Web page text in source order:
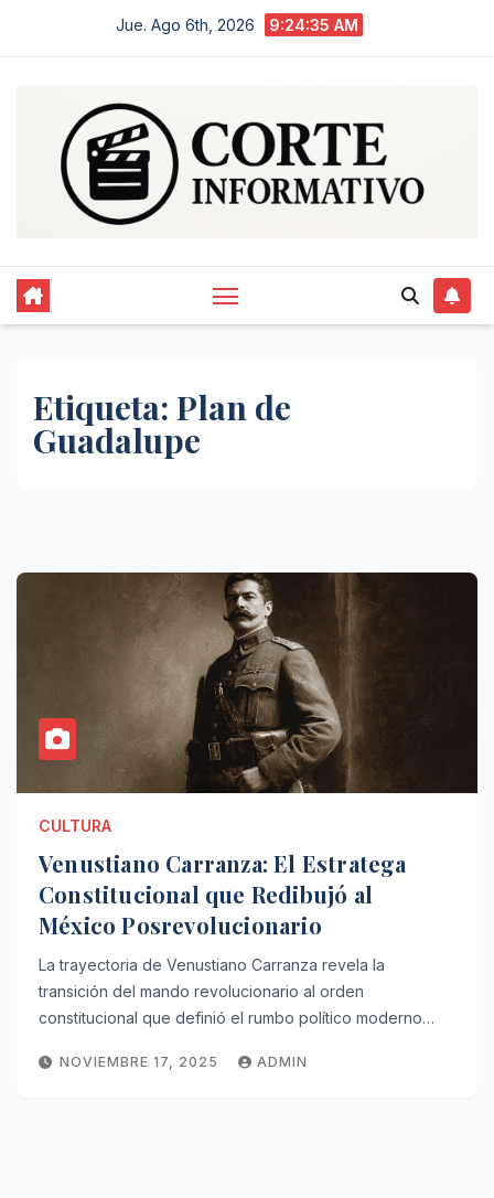
Jue. Ago 6th, 2026 9:24:35 AM
Etiqueta: Plan de
Guadalupe
CULTURA
Venustiano Carranza: El Estratega
Constitucional que Redibujó al
México Posrevolucionario
La trayectoria de Venustiano Carranza revela la
transición del mando revolucionario al orden
constitucional que definió el rumbo político moderno…
NOVIEMBRE 17, 2025 ADMIN